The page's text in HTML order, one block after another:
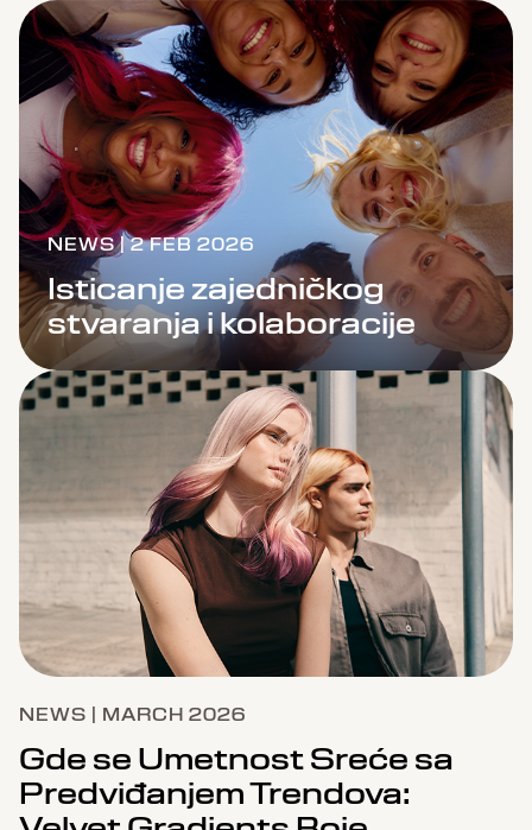
našem Color CoLAB-u, koji čine kol...
Isticanje zajedničkog
stvaranja i kolaboracije
NEWS | 2 FEB 2026
Gde se Umetnost Sreće sa
Predviđanjem Trendova:
NEWS | MARCH 2026